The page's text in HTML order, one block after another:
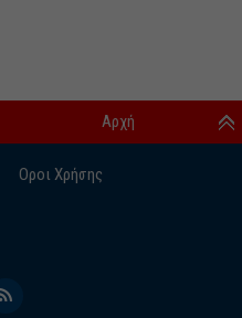
Οροι Χρήσης
Αρχή